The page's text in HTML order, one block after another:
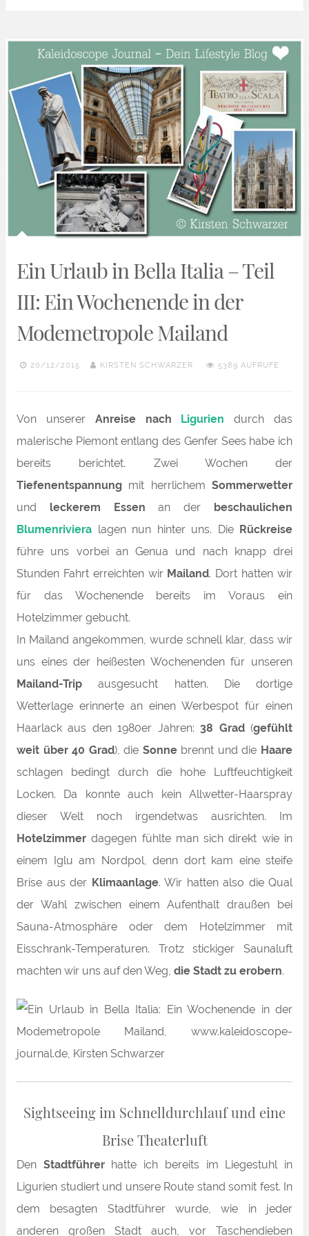
Ein Urlaub in Bella Italia – Teil
III: Ein Wochenende in der
Modemetropole Mailand
20/12/2015 KIRSTEN SCHWARZER 5389 AUFRUFE
Von unserer Anreise nach Ligurien durch das
malerische Piemont entlang des Genfer Sees habe ich
bereits berichtet. Zwei Wochen der
Tiefenentspannung mit herrlichem Sommerwetter
und leckerem Essen an der
beschaulichen
Blumenriviera lagen nun hinter uns. Die Rückreise
führe uns vorbei an Genua und nach knapp drei
Stunden Fahrt erreichten wir Mailand. Dort hatten wir
für das Wochenende bereits im Voraus ein
Hotelzimmer gebucht.
In Mailand angekommen, wurde schnell klar, dass wir
uns eines der heißesten Wochenenden für unseren
Mailand-Trip ausgesucht hatten. Die dortige
Wetterlage erinnerte an einen Werbespot für einen
Haarlack aus den 1980er Jahren:38 Grad(gefühlt
weit über 40 Grad), die Sonnebrennt und die Haare
schlagen bedingt durch die hohe Luftfeuchtigkeit
Locken. Da konnte auch kein Allwetter-Haarspray
dieser Welt noch irgendetwas ausrichten. Im
Hotelzimmer dagegen fühlte man sich direkt wie in
einem Iglu am Nordpol, denn dort kam eine steife
Brise aus der Klimaanlage. Wir hatten also die Qual
der Wahl zwischen einem Aufenthalt draußen bei
Sauna-Atmosphäre oder dem Hotelzimmer mit
Eisschrank-Temperaturen. Trotz stickiger Saunaluft
machten wir uns auf den Weg, die Stadt zu erobern.
Sightseeing im Schnelldurchlauf und eine
Brise Theaterluft
Den Stadtführerhatte ich bereits im Liegestuhl in
Ligurien studiert und unsere Route stand somit fest. In
dem besagten Stadtführer wurde, wie in jeder
anderen großen Stadt auch, vor Taschendieben